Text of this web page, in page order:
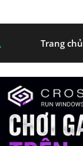
Trang chủ